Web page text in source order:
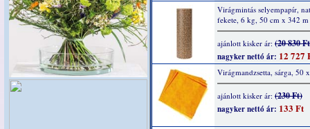
Virágmintás selyempapír,
fekete, 6 kg, 50 cm x 342 m
ajánlott kisker ár: (20 830
nagyker nettó ár: 12 727
Virágmandzsetta, sárga, 50
ajánlott kisker ár: (230 Ft)
nagyker nettó ár: 133 Ft